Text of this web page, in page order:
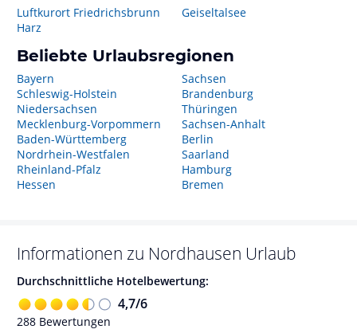
Luftkurort Friedrichsbrunn
Harz
Geiseltalsee
Beliebte Urlaubsregionen
Bayern
Schleswig-Holstein
Niedersachsen
Mecklenburg-Vorpommern
Baden-Württemberg
Nordrhein-Westfalen
Rheinland-Pfalz
Hessen
Sachsen
Brandenburg
Thüringen
Sachsen-Anhalt
Berlin
Saarland
Hamburg
Bremen
Informationen zu Nordhausen Urlaub
Durchschnittliche Hotelbewertung:
4,7/6
288 Bewertungen